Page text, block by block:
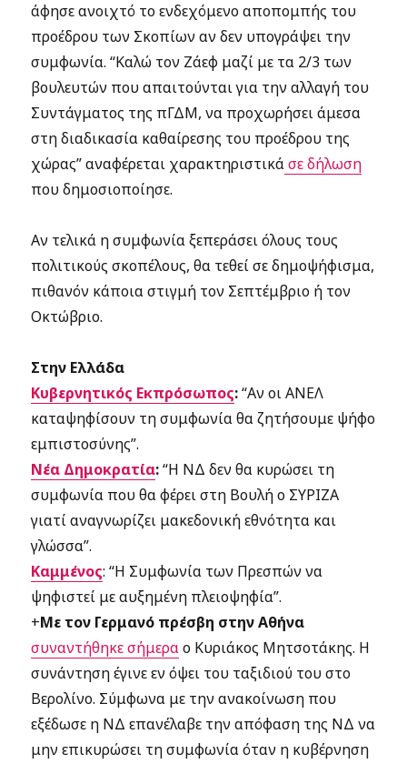
άφησε ανοιχτό το ενδεχόμενο αποπομπής του
προέδρου των Σκοπίων αν δεν υπογράψει την
συμφωνία. “Καλώ τον Ζάεφ μαζί με τα 2/3 των
βουλευτών που απαιτούνται για την αλλαγή του
Συντάγματος της πΓΔΜ, να προχωρήσει άμεσα
στη διαδικασία καθαίρεσης του προέδρου της
χώρας” αναφέρεται χαρακτηριστικάσε δήλωση
που δημοσιοποίησε.
Αν τελικά η συμφωνία ξεπεράσει όλους τους
πολιτικούς σκοπέλους, θα τεθεί σε δημοψήφισμα,
πιθανόν κάποια στιγμή τον Σεπτέμβριο ή τον
Οκτώβριο.
Στην Ελλάδα
Κυβερνητικός Εκπρόσωπος:“Αν οι ΑΝΕΛ
καταψηφίσουν τη συμφωνία θα ζητήσουμε ψήφο
εμπιστοσύνης”.
Νέα Δημοκρατία:“Η ΝΔ δεν θα κυρώσει τη
συμφωνία που θα φέρει στη Βουλή ο ΣΥΡΙΖΑ
γιατί αναγνωρίζει μακεδονική εθνότητα και
γλώσσα”.
Καμμένος: “Η Συμφωνία των Πρεσπών να
ψηφιστεί με αυξημένη πλειοψηφία”.
+Με τον Γερμανό πρέσβη στην Αθήνα
συναντήθηκε σήμεραο Κυριάκος Μητσοτάκης. Η
συνάντηση έγινε εν όψει του ταξιδιού του στο
Βερολίνο. Σύμφωνα με την ανακοίνωση που
εξέδωσε η ΝΔ επανέλαβε την απόφαση της ΝΔ να
μην επικυρώσει τη συμφωνία όταν η κυβέρνηση